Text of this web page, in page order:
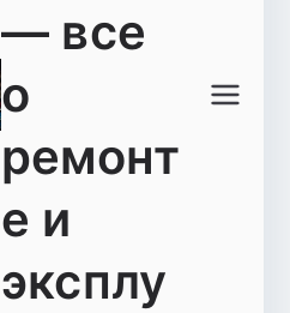
— все
о
ремонт
е и
эксплу